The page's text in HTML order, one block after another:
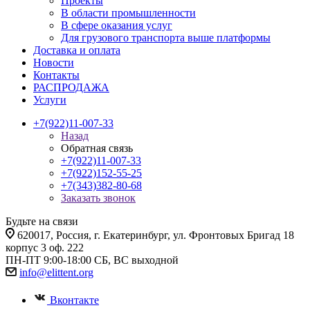
В области промышленности
В сфере оказания услуг
Для грузового транспорта выше платформы
Доставка и оплата
Новости
Контакты
РАСПРОДАЖА
Услуги
+7(922)11-007-33
Назад
Обратная связь
+7(922)11-007-33
+7(922)152-55-25
+7(343)382-80-68
Заказать звонок
Будьте на связи
620017, Россия, г. Екатеринбург, ул. Фронтовых Бригад 18
корпус 3 оф. 222
ПН-ПТ 9:00-18:00 СБ, ВС выходной
info@elittent.org
Вконтакте